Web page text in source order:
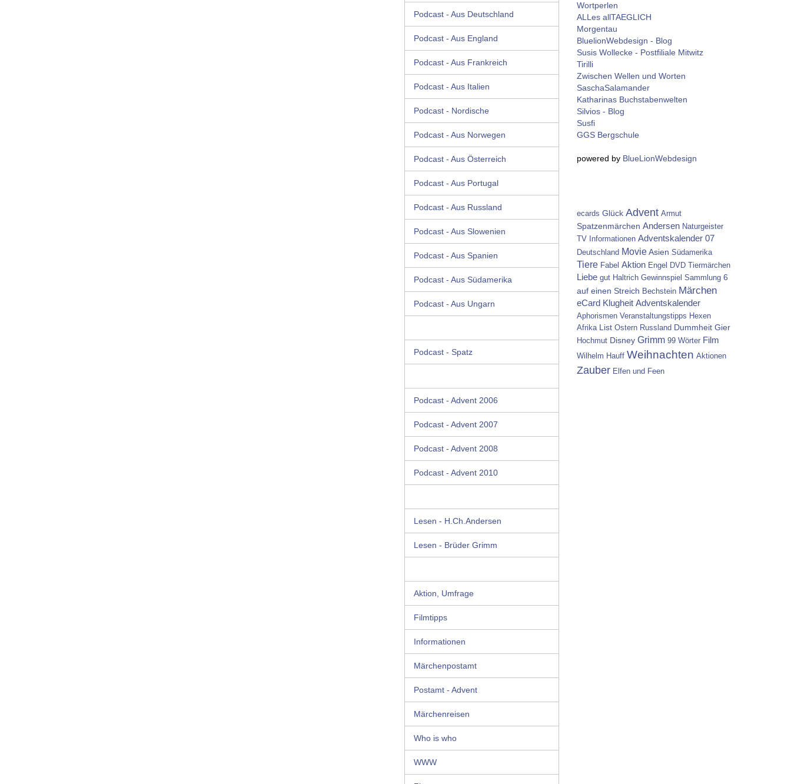
Podcast - Aus Deutschland
Podcast - Aus England
Podcast - Aus Frankreich
Podcast - Aus Italien
Podcast - Nordische
Podcast - Aus Norwegen
Podcast - Aus Österreich
Podcast - Aus Portugal
Podcast - Aus Russland
Podcast - Aus Slowenien
Podcast - Aus Spanien
Podcast - Aus Südamerika
Podcast - Aus Ungarn
Podcast - Spatz
Podcast - Advent 2006
Podcast - Advent 2007
Podcast - Advent 2008
Podcast - Advent 2010
Lesen - H.Ch.Andersen
Lesen - Brüder Grimm
Aktion, Umfrage
Filmtipps
Informationen
Märchenpostamt
Postamt - Advent
Märchenreisen
Who is who
WWW
Wortperlen
ALLes allTAEGLICH
Morgentau
BluelionWebdesign - Blog
Susis Wollecke - Postfiliale Mitwitz
Tirilli
Zwischen Wellen und Worten
SaschaSalamander
Katharinas Buchstabenwelten
Silvios - Blog
Susfi
GGS Bergschule
powered by BlueLionWebdesign
ecards Glück Advent Armut
Spatzenmärchen Andersen Naturgeister
TV
Informationen Adventskalender 07
Deutschland Movie Asien Südamerika
Tiere Fabel Aktion Engel DVD Tiermärchen
Liebe gut Haltrich Gewinnspiel Sammlung 6
auf einen Streich Bechstein Märchen
eCard Klugheit Adventskalender
Aphorismen Veranstaltungstipps Hexen
Afrika List Ostern Russland Dummheit Gier
Hochmut Disney Grimm 99 Wörter Film
Wilhelm Hauff Weihnachten Aktionen
Zauber Elfen und Feen